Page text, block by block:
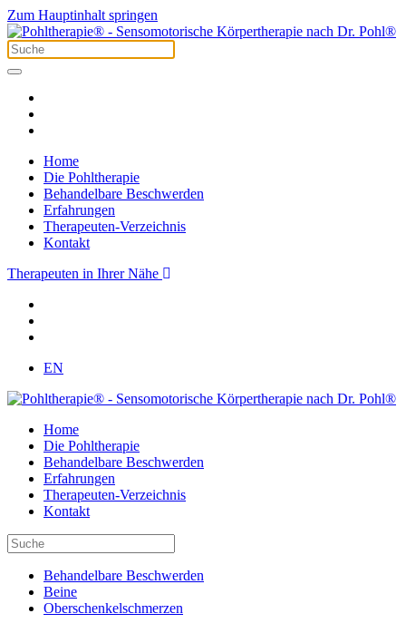
Zum Hauptinhalt springen
Home
Die Pohltherapie
Behandelbare Beschwerden
Erfahrungen
Therapeuten-Verzeichnis
Kontakt
Therapeuten in Ihrer Nähe
EN
Home
Die Pohltherapie
Behandelbare Beschwerden
Erfahrungen
Therapeuten-Verzeichnis
Kontakt
Behandelbare Beschwerden
Beine
Oberschenkelschmerzen